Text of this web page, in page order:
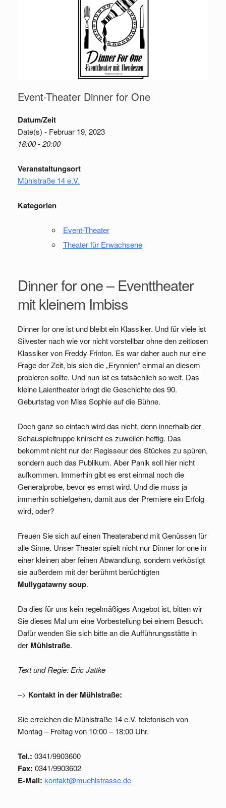
Event-Theater Dinner for One
Datum/Zeit
Date(s) - Februar 19, 2023
18:00 - 20:00
Veranstaltungsort
Mühlstraße 14 e.V.
Kategorien
Event-Theater
Theater für Erwachsene
Dinner for one – Eventtheater
mit kleinem Imbiss
Dinner for one ist und bleibt ein Klassiker. Und für viele ist
Silvester nach wie vor nicht vorstellbar ohne den zeitlosen
Klassiker von Freddy Frinton. Es war daher auch nur eine
Frage der Zeit, bis sich die „Erynnien“ einmal an diesem
probieren sollte. Und nun ist es tatsächlich so weit. Das
kleine Laientheater bringt die Geschichte des 90.
Geburtstag von Miss Sophie auf die Bühne.
Doch ganz so einfach wird das nicht, denn innerhalb der
Schauspieltruppe knirscht es zuweilen heftig. Das
bekommt nicht nur der Regisseur des Stückes zu spüren,
sondern auch das Publikum. Aber Panik soll hier nicht
aufkommen. Immerhin gibt es erst einmal noch die
Generalprobe, bevor es ernst wird. Und die muss ja
immerhin schiefgehen, damit aus der Premiere ein Erfolg
wird, oder?
Freuen Sie sich auf einen Theaterabend mit Genüssen für
alle Sinne. Unser Theater spielt nicht nur Dinner for one in
einer kleinen aber feinen Abwandlung, sondern verköstigt
sie außerdem mit der berühmt berüchtigten
Mullygatawnysoup.
Da dies für uns kein regelmäßiges Angebot ist, bitten wir
Sie dieses Mal um eine Vorbestellung bei einem Besuch.
Dafür wenden Sie sich bitte an die Aufführungsstätte in
der Mühlstraße.
Text und Regie: Eric Jattke
–> Kontakt in der Mühlstraße:
Sie erreichen die Mühlstraße 14 e.V. telefonisch von
Montag – Freitag von 10:00 – 18:00 Uhr.
Tel.: 0341/9903600
Fax: 0341/9903602
E-Mail: kontakt@muehlstrasse.de